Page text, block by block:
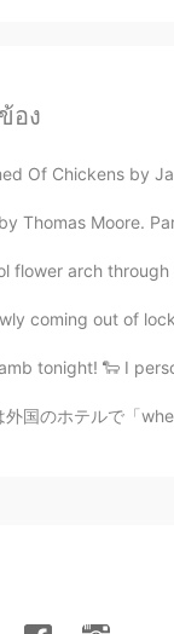
is a Tokyo
）
懐かしい〜 来年
Fukuoka
อง
Of Chickens by
Thomas Moore.
flower arch
coming out of
tonight! 🐑 I
ルで「where is the front?」と